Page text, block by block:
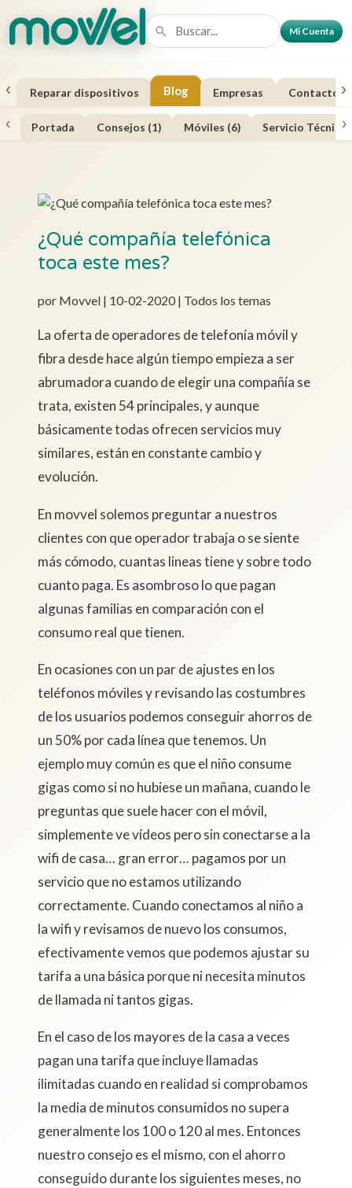
Mi Cuenta
‹ Reparar dispositivos Blog Empresas Contacto ›
‹ Portada Consejos (1) Móviles (6) Servicio Técnico
›
¿Qué compañía telefónica
toca este mes?
por Movvel | 10-02-2020 | Todos los temas
La oferta de operadores de telefonía móvil y
fibra desde hace algún tiempo empieza a ser
abrumadora cuando de elegir una compañía se
trata, existen 54 principales, y aunque
básicamente todas ofrecen servicios muy
similares, están en constante cambio y
evolución.
En movvel solemos preguntar a nuestros
clientes con que operador trabaja o se siente
más cómodo, cuantas lineas tiene y sobre todo
cuanto paga. Es asombroso lo que pagan
algunas familias en comparación con el
consumo real que tienen.
En ocasiones con un par de ajustes en los
teléfonos móviles y revisando las costumbres
de los usuarios podemos conseguir ahorros de
un 50% por cada línea que tenemos. Un
ejemplo muy común es que el niño consume
gigas como si no hubiese un mañana, cuando le
preguntas que suele hacer con el móvil,
simplemente ve vídeos pero sin conectarse a la
wifi de casa… gran error… pagamos por un
servicio que no estamos utilizando
correctamente. Cuando conectamos al niño a
la wifi y revisamos de nuevo los consumos,
efectivamente vemos que podemos ajustar su
tarifa a una básica porque ni necesita minutos
de llamada ni tantos gigas.
En el caso de los mayores de la casa a veces
pagan una tarifa que incluye llamadas
ilimitadas cuando en realidad si comprobamos
la media de minutos consumidos no supera
generalmente los 100 o 120 al mes. Entonces
nuestro consejo es el mismo, con el ahorro
conseguido durante los siguientes meses, no